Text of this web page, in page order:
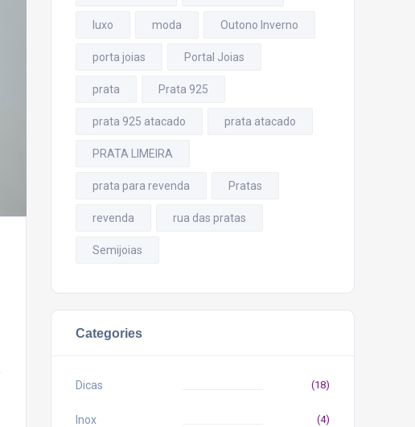
luxo moda Outono Inverno
porta joias Portal Joias
prata Prata 925
prata 925 atacado prata atacado
PRATA LIMEIRA
prata para revenda Pratas
revenda rua das pratas
Semijoias
Categories
Dicas (18)
Inox (4)